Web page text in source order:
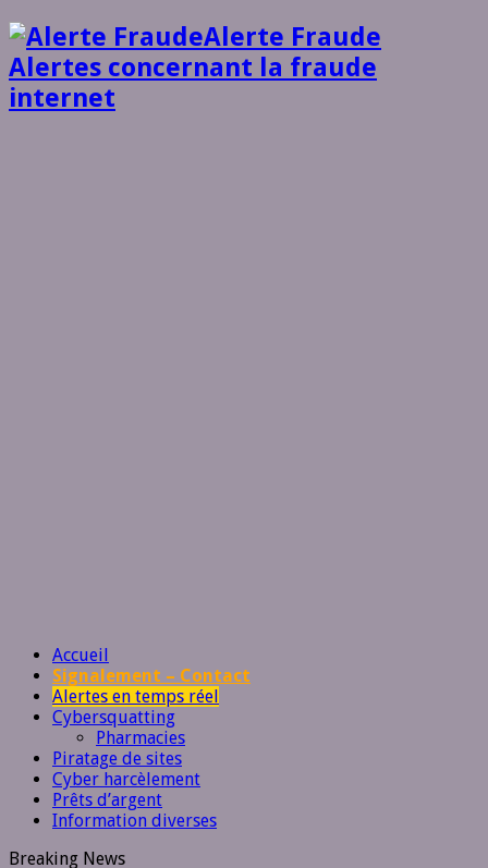
Alerte Fraude
Alertes concernant la fraude
internet
Accueil
Signalement – Contact
Alertes en temps réel
Cybersquatting
Pharmacies
Piratage de sites
Cyber harcèlement
Prêts d’argent
Information diverses
Breaking News